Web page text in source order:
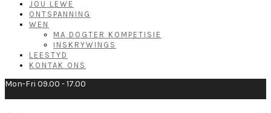
JOU LEWE
ONTSPANNING
WEN
MA DOGTER KOMPETISIE
INSKRYWINGS
LEESTYD
KONTAK ONS
Mon-Fri 09.00 - 17.00